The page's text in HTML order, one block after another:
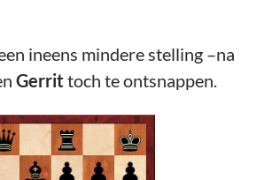
ineens mindere stelling –na
Gerrit toch te ontsnappen.